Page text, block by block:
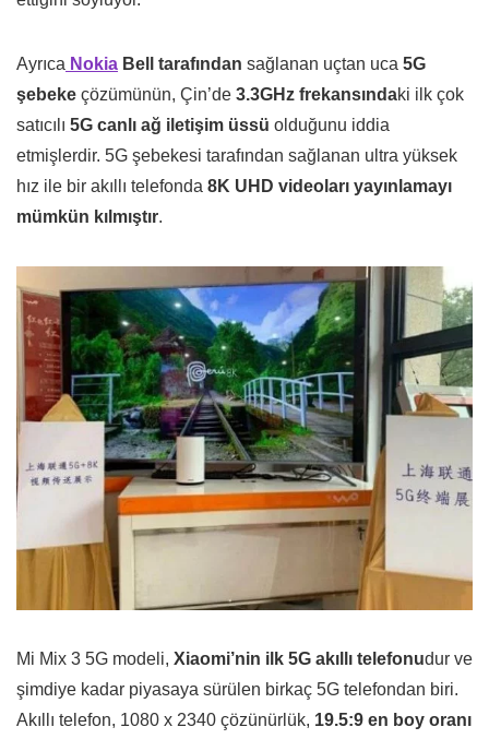
Ayrıca Nokia Bell tarafından sağlanan uçtan uca 5G
şebeke çözümünün, Çin’de 3.3GHz frekansındaki ilk çok
satıcılı 5G canlı ağ iletişim üssü olduğunu iddia
etmişlerdir. 5G şebekesi tarafından sağlanan ultra yüksek
hız ile bir akıllı telefonda 8K UHD videoları yayınlamayı
mümkün kılmıştır.
Mi Mix 3 5G modeli, Xiaomi’nin ilk 5G akıllı telefonudur ve
şimdiye kadar piyasaya sürülen birkaç 5G telefondan biri.
Akıllı telefon, 1080 x 2340 çözünürlük, 19.5:9 en boy oranı